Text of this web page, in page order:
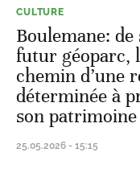
CULTURE
Boulemane:
futur géoparc,
chemin d’une
déterminée à
son patrimoine
25.05.2026 - 15:15